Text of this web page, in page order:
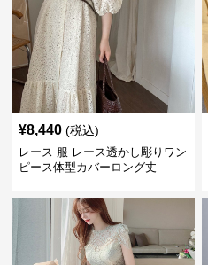
¥8,440 (税込)
レース 服 レース透かし彫りワン
ピース体型カバーロング丈